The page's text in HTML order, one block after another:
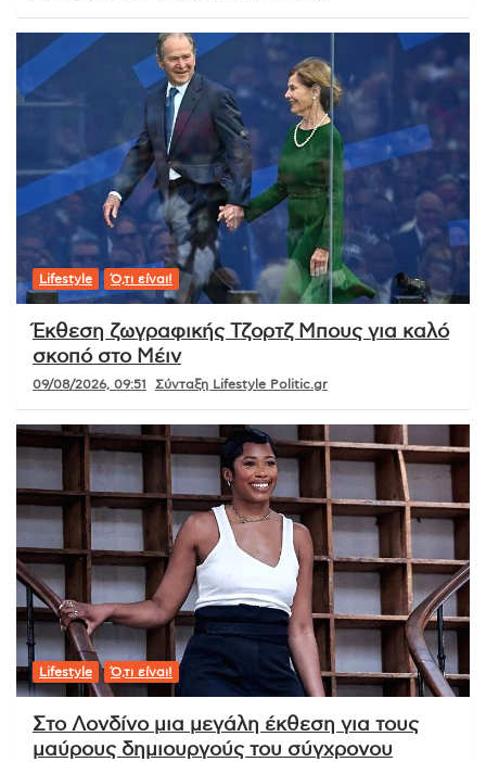
Lifestyle Ό,τι είναι!
Έκθεση ζωγραφικής Τζορτζ Μπους για καλό
σκοπό στο Μέιν
09/08/2026, 09:51 Σύνταξη Lifestyle Politic.gr
Lifestyle Ό,τι είναι!
Στο Λονδίνο μια μεγάλη έκθεση για τους
μαύρους δημιουργούς του σύγχρονου